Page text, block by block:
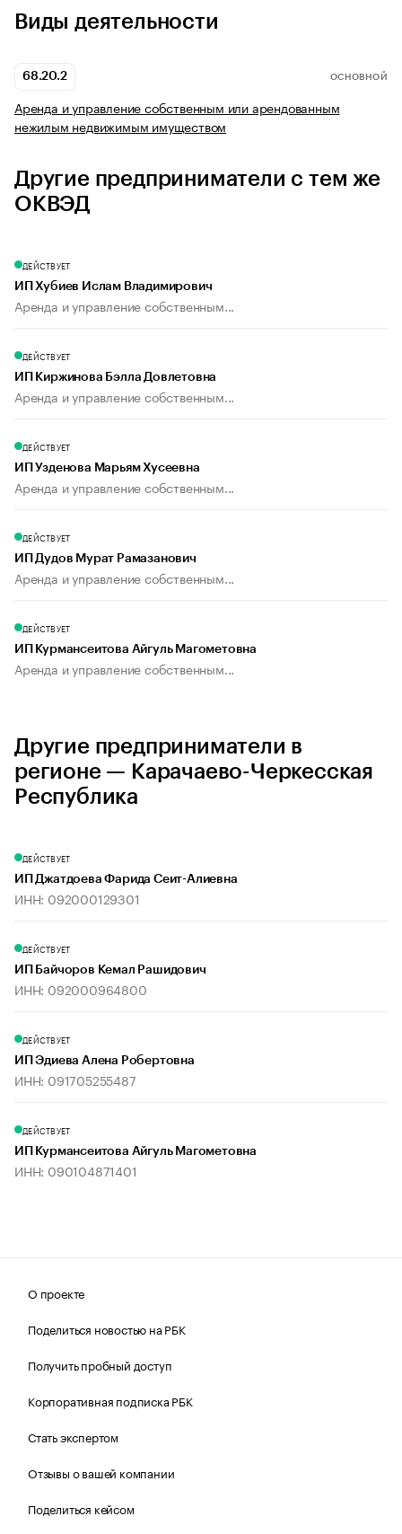
Виды деятельности
68.20.2 ОСНОВНОЙ
Аренда и управление собственным или арендованным
нежилым недвижимым имуществом
Другие предприниматели с тем же
ОКВЭД
ДЕЙСТВУЕТ
ИП Хубиев Ислам Владимирович
Аренда и управление собственным...
ДЕЙСТВУЕТ
ИП Киржинова Бэлла Довлетовна
Аренда и управление собственным...
ДЕЙСТВУЕТ
ИП Узденова Марьям Хусеевна
Аренда и управление собственным...
ДЕЙСТВУЕТ
ИП Дудов Мурат Рамазанович
Аренда и управление собственным...
ДЕЙСТВУЕТ
ИП Курмансеитова Айгуль Магометовна
Аренда и управление собственным...
Другие предприниматели в
регионе — Карачаево-Черкесская
Республика
ДЕЙСТВУЕТ
ИП Джатдоева Фарида Сеит-Алиевна
ИНН: 092000129301
ДЕЙСТВУЕТ
ИП Байчоров Кемал Рашидович
ИНН: 092000964800
ДЕЙСТВУЕТ
ИП Эдиева Алена Робертовна
ИНН: 091705255487
ДЕЙСТВУЕТ
ИП Курмансеитова Айгуль Магометовна
ИНН: 090104871401
О проекте
Поделиться новостью на РБК
Получить пробный доступ
Корпоративная подписка РБК
Стать экспертом
Отзывы о вашей компании
Поделиться кейсом